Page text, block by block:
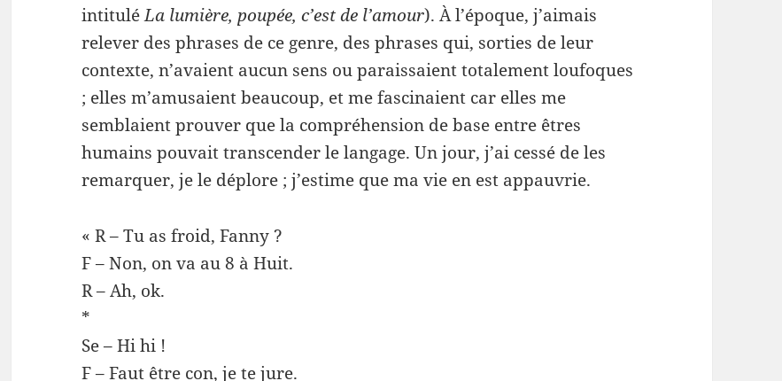
intituléLa lumière, poupée, c’est de l’amour). À l’époque, j’aimais
relever des phrases de ce genre, des phrases qui, sorties de leur
contexte, n’avaient aucun sens ou paraissaient totalement loufoques
; elles m’amusaient beaucoup, et me fascinaient car elles me
semblaient prouver que la compréhension de base entre êtres
humains pouvait transcender le langage. Un jour, j’ai cessé de les
remarquer, je le déplore ; j’estime que ma vie en est appauvrie.
« R – Tu as froid, Fanny ?
F – Non, on va au 8 à Huit.
R – Ah, ok.
*
Se – Hi hi !
F – Faut être con, je te jure.